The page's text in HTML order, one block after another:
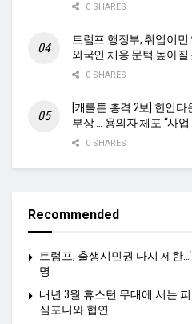
0 SHARES
트럼프 행정부, 취업이민
외국인 채용 문턱 높아질
0 SHARES
[캐롤튼 총격 2보] 한인타
부상 … 용의자 체포 “사업
0 SHARES
Recommended
트럼프, 출생시민권 다시 제한
명
내년 3월 휴스턴 무대에 서는
심포니와 협연